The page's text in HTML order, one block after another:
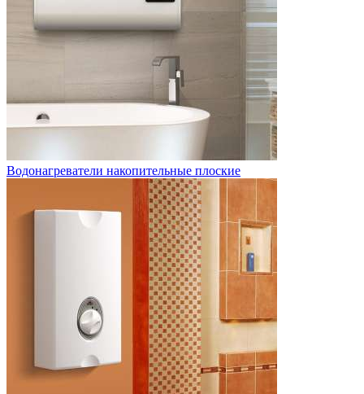
Водонагреватели накопительные плоские